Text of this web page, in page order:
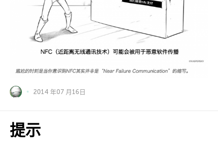
2014 年07 月16日
提示